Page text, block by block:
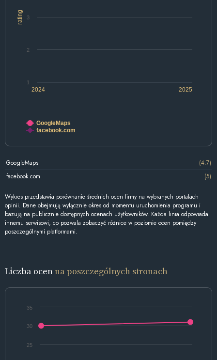
rating
2024 2025
1
2
3
GoogleMaps
facebook.com
GoogleMaps
(4.7)
facebook.com
(5)
Wykres przedstawia porównanie średnich ocen firmy na wybranych portalach
opinii. Dane obejmują wyłącznie okres od momentu uruchomienia programu i
bazują na publicznie dostępnych ocenach użytkowników. Każda linia odpowiada
innemu serwisowi, co pozwala zobaczyć różnice w poziomie ocen pomiędzy
poszczególnymi platformami.
Liczba ocenna poszczególnych stronach
25
30
35